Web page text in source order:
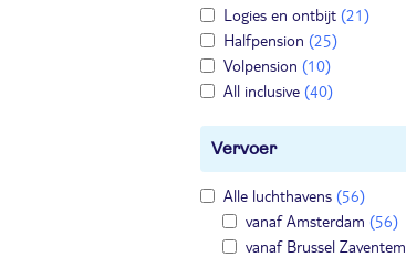
Logies en ontbijt (21)
Halfpension (25)
Volpension (10)
All inclusive (40)
Vervoer
Alle luchthavens (56)
vanaf Amsterdam (56)
vanaf Brussel Zaventem